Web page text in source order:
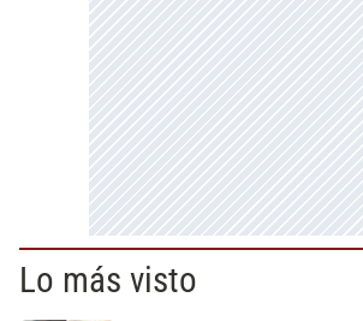
Lo más visto